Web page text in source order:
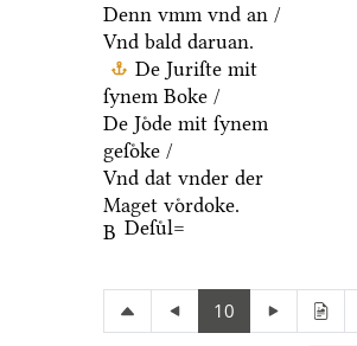
Denn vmm vnd an /
Vnd bald daruan.
De Juriſte mit
ſynem Boke /
De Joͤde mit ſynem
geſoͤke /
Vnd dat vnder der
Maget voͤrdoke.
B Deſuͤl=
10